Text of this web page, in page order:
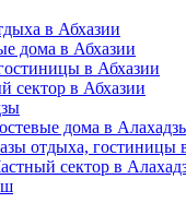
в Абхазии
дома в Абхазии
в Абхазии
сектор в Абхазии
дома в
отдыха, гостиницы
сектор в